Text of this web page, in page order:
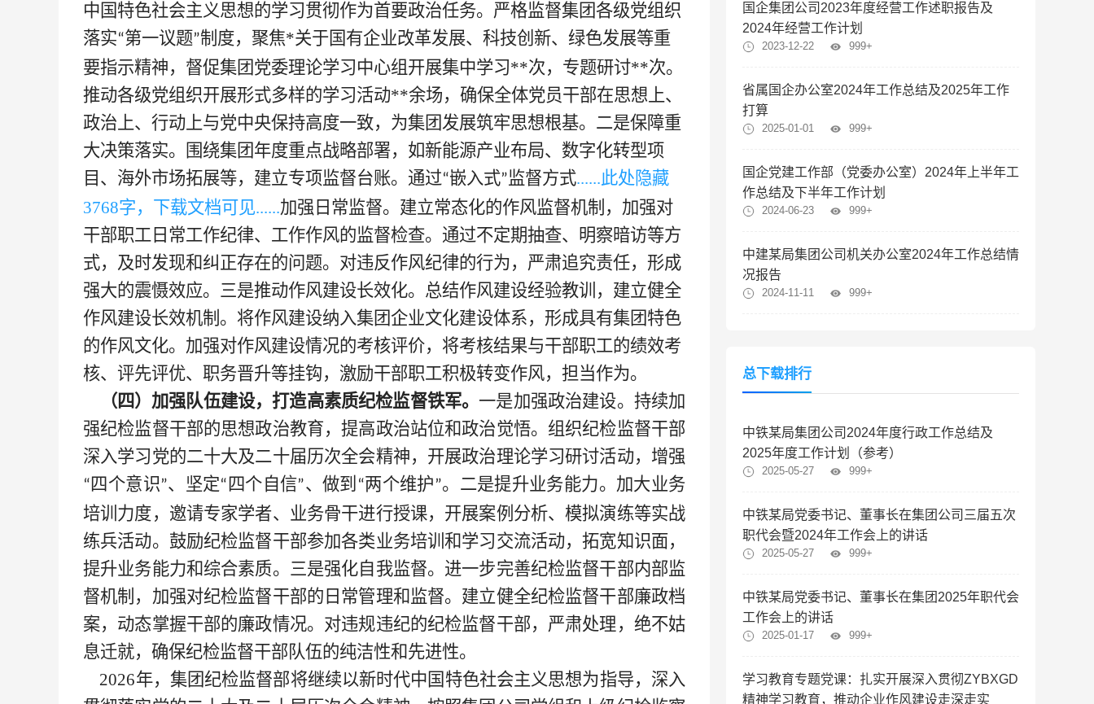
中国特色社会主义思想的学习贯彻作为首要政治任务。严格监督集团各级党组织
落实“第一议题”制度，聚焦*关于国有企业改革发展、科技创新、绿色发展等重
要指示精神，督促集团党委理论学习中心组开展集中学习**次，专题研讨**次。
推动各级党组织开展形式多样的学习活动**余场，确保全体党员干部在思想上、
政治上、行动上与党中央保持高度一致，为集团发展筑牢思想根基。二是保障重
大决策落实。围绕集团年度重点战略部署，如新能源产业布局、数字化转型项
目、海外市场拓展等，建立专项监督台账。通过“嵌入式”监督方式......此处隐藏
3768字，下载文档可见......加强日常监督。建立常态化的作风监督机制，加强对
干部职工日常工作纪律、工作作风的监督检查。通过不定期抽查、明察暗访等方
式，及时发现和纠正存在的问题。对违反作风纪律的行为，严肃追究责任，形成
强大的震慑效应。三是推动作风建设长效化。总结作风建设经验教训，建立健全
作风建设长效机制。将作风建设纳入集团企业文化建设体系，形成具有集团特色
的作风文化。加强对作风建设情况的考核评价，将考核结果与干部职工的绩效考
核、评先评优、职务晋升等挂钩，激励干部职工积极转变作风，担当作为。
（四）加强队伍建设，打造高素质纪检监督铁军。 一是加强政治建设。持续加
强纪检监督干部的思想政治教育，提高政治站位和政治觉悟。组织纪检监督干部
深入学习党的二十大及二十届历次全会精神，开展政治理论学习研讨活动，增强
“四个意识”、坚定“ 四个自信”、做到 “两个维护”。二是提升业务能力。加大业务
培训力度，邀请专家学者、业务骨干进行授课，开展案例分析、模拟演练等实战
练兵活动。鼓励纪检监督干部参加各类业务培训和学习交流活动，拓宽知识面，
提升业务能力和综合素质。三是强化自我监督。进一步完善纪检监督干部内部监
督机制，加强对纪检监督干部的日常管理和监督。建立健全纪检监督干部廉政档
案，动态掌握干部的廉政情况。对违规违纪的纪检监督干部，严肃处理，绝不姑
息迁就，确保纪检监督干部队伍的纯洁性和先进性。
2026年， 集团纪检监督部将继续以新时代中国特色社会主义思想为指导，深入
国企集团公司2023年度经营工作述职报告及
2024年经营工作计划
2023-12-22 999+
省属国企办公室2024年工作总结及2025年工作
打算
2025-01-01 999+
国企党建工作部（党委办公室）2024年上半年工
作总结及下半年工作计划
2024-06-23 999+
中建某局集团公司机关办公室2024年工作总结情
况报告
2024-11-11 999+
总下载排行
中铁某局集团公司2024年度行政工作总结及
2025年度工作计划（参考）
2025-05-27 999+
中铁某局党委书记、董事长在集团公司三届五次
职代会暨2024年工作会上的讲话
2025-05-27 999+
中铁某局党委书记、董事长在集团2025年职代会
工作会上的讲话
2025-01-17 999+
学习教育专题党课：扎实开展深入贯彻ZYBXGD
精神学习教育，推动企业作风建设走深走实